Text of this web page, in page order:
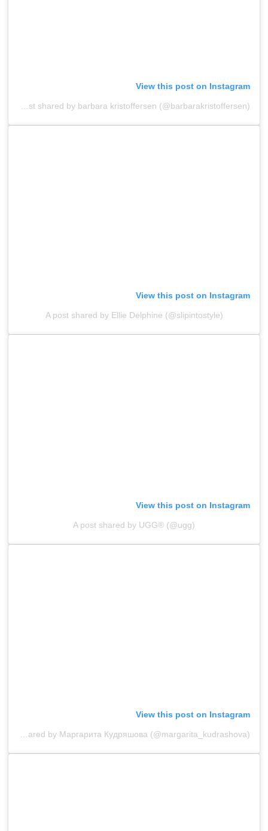
View this post on Instagram
A post shared by barbara kristoffersen (@barbarakristoffersen)
View this post on Instagram
A post shared by Ellie Delphine (@slipintostyle)
View this post on Instagram
A post shared by UGG® (@ugg)
View this post on Instagram